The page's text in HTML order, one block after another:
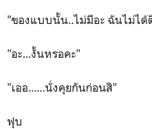
"ของแบบนั้น..ไม่มีอะ ฉันไม่ไ
"อะ...งั้นหรอคะ"
"เออ......นั่งคุยกันก่อนสิ"
ฟุบ